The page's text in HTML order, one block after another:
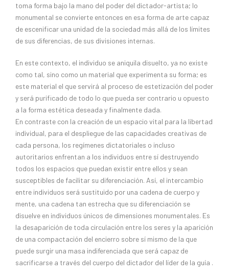
toma forma bajo la mano del poder del dictador-artista; lo
monumental se convierte entonces en esa forma de arte capaz
de escenificar una unidad de la sociedad más allá de los límites
de sus diferencias, de sus divisiones internas.
En este contexto, el individuo se aniquila disuelto, ya no existe
como tal, sino como un material que experimenta su forma; es
este material el que servirá al proceso de estetización del poder
y será purificado de todo lo que pueda ser contrario u opuesto
a la forma estética deseada y finalmente dada.
En contraste con la creación de un espacio vital para la libertad
individual, para el despliegue de las capacidades creativas de
cada persona, los regímenes dictatoriales o incluso
autoritarios enfrentan a los individuos entre sí destruyendo
todos los espacios que puedan existir entre ellos y sean
susceptibles de facilitar su diferenciación. Así, el intercambio
entre individuos será sustituido por una cadena de cuerpo y
mente, una cadena tan estrecha que su diferenciación se
disuelve en individuos únicos de dimensiones monumentales. Es
la desaparición de toda circulación entre los seres y la aparición
de una compactación del encierro sobre sí mismo de la que
puede surgir una masa indiferenciada que será capaz de
sacrificarse a través del cuerpo del dictador del líder de la guía .